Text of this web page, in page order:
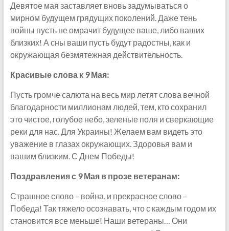
Девятое мая заставляет вновь задумываться о
мирном будущем грядущих поколений. Даже тень
войны пусть не омрачит будущее ваше, либо ваших
близких! А сны ваши пусть будут радостны, как и
окружающая безмятежная действительность.
Красивые слова к 9 Мая:
Пусть громче салюта на весь мир летят слова вечной
благодарности миллионам людей, тем, кто сохранил
это чистое, голубое небо, зеленые поля и сверкающие
реки для нас. Для Украины! Желаем вам видеть это
уважение в глазах окружающих. Здоровья вам и
вашим близким. С Днем Победы!
Поздравления с 9 Мая в прозе ветеранам:
Страшное слово – война, и прекрасное слово –
Победа! Так тяжело осознавать, что с каждым годом их
становится все меньше! Наши ветераны… Они